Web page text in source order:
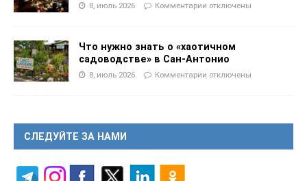
8, июль 2026 Комментарии отключены
Что нужно знать о «хаотичном
садоводстве» в Сан-Антонио
8, июль 2026 Комментарии отключены
СЛЕДУЙТЕ ЗА НАМИ